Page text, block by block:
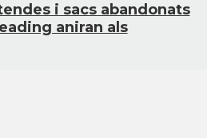
i sacs abandonats
aniran als